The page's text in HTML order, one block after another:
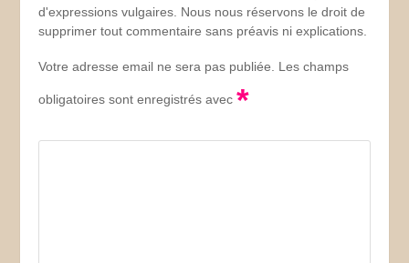
d'expressions vulgaires. Nous nous réservons le droit de
supprimer tout commentaire sans préavis ni explications.
Votre adresse email ne sera pas publiée. Les champs
obligatoires sont enregistrés avec*